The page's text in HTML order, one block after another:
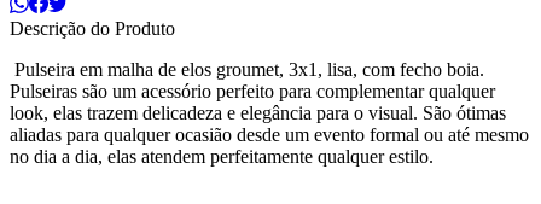
Descrição do Produto
Pulseira em malha de elos groumet, 3x1, lisa, com fecho boia.
Pulseiras são um acessório perfeito para complementar qualquer
look, elas trazem delicadeza e elegância para o visual. São ótimas
aliadas para qualquer ocasião desde um evento formal ou até mesmo
no dia a dia, elas atendem perfeitamente qualquer estilo.